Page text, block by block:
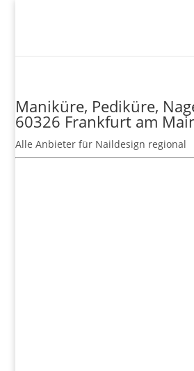
Maniküre, Pediküre,
60326 Frankfurt am
Alle Anbieter für Naildesign regional